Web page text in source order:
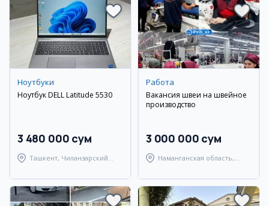
Ноутбуки
Ноутбук DELL Latitude 5530
3 480 000 сум
Ташкент, Чиланзарский
Работа
Вакансия швеи на швейное
производство
3 000 000 сум
Наманганская область,